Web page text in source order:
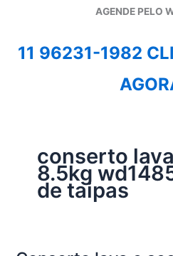
AGENDE PELO
11 96231-1982
conserto
8.5kg
de taipas